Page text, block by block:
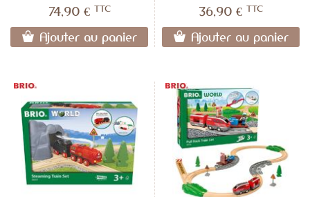
74,90 € TTC
Ajouter au panier
36,90 € TTC
Ajouter au panier